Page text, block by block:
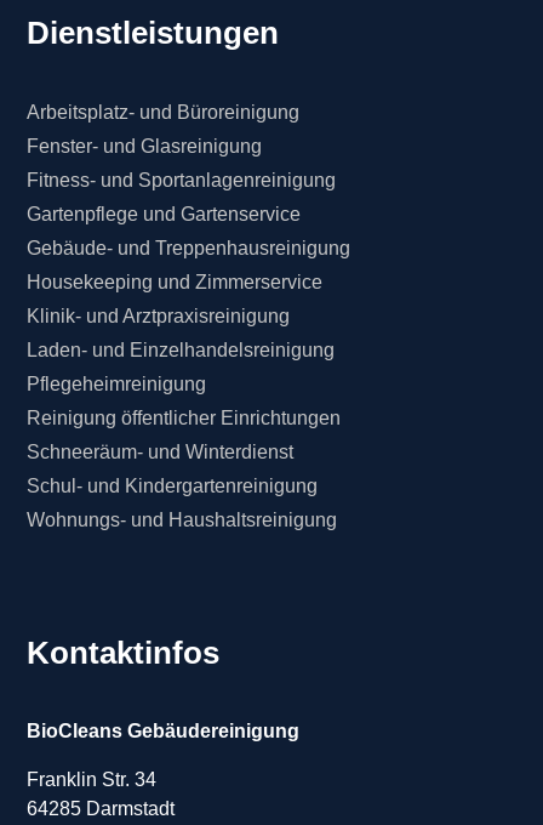
Dienstleistungen
Arbeitsplatz- und Büroreinigung
Fenster- und Glasreinigung
Fitness- und Sportanlagenreinigung
Gartenpflege und Gartenservice
Gebäude- und Treppenhausreinigung
Housekeeping und Zimmerservice
Klinik- und Arztpraxisreinigung
Laden- und Einzelhandelsreinigung
Pflegeheimreinigung
Reinigung öffentlicher Einrichtungen
Schneeräum- und Winterdienst
Schul- und Kindergartenreinigung
Wohnungs- und Haushaltsreinigung
Kontaktinfos
BioCleans Gebäudereinigung
Franklin Str. 34
64285 Darmstadt